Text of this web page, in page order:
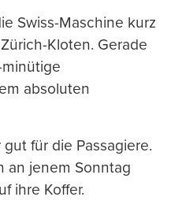
drucken
Swiss-Maschine kurz
Kloten. Gerade
absoluten
für die Passagiere.
an jenem Sonntag
ihre Koffer.